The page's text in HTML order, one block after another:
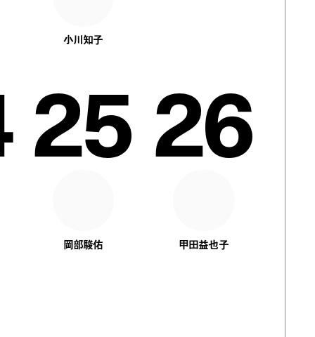
小川知子
25
岡部駿佑
26
甲田益也子